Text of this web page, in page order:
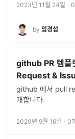
2023년 11월 24일 · 0
by 임경섭
github PR 템플
Request &
github 에서 pull
개합니다.
2020년 9월 16일 · 0